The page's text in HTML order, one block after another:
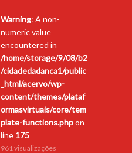
Warning: A non-
numeric value
encountered in
/home/storage/9/08/b2
/cidadedadanca1/public
_html/acervo/wp-
content/themes/plataf
ormasvirtuais/core/tem
plate-functions.phpon
line 175
961 visualizações